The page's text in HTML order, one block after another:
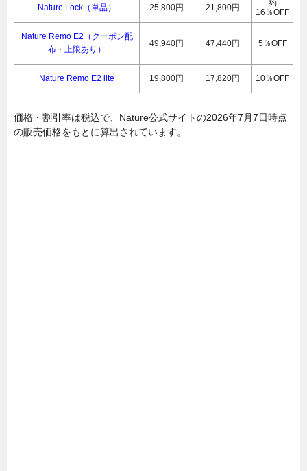
Nature Lock（単品） 25,800円 21,800円
約
16％OFF
Nature Remo E2（クーポン配
布・上限あり）
49,940円 47,440円 5％OFF
Nature Remo E2 lite 19,800円 17,820円 10％OFF
価格・割引率は税込で、Nature公式サイトの2026年7月7日時点
の販売価格をもとに算出されています。